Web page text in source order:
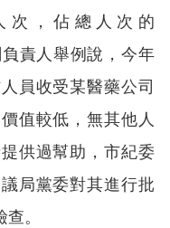
次，佔總人次的
責人舉例說，今年
員收受某醫藥公司
值較低，無其他人
供過幫助，市紀委
局黨委對其進行批
。